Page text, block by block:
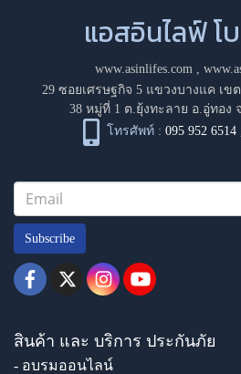
แอสอินไลฟ์ โ
www.asinlifes.com,
29 ซอยเศรษฐกิจ 5 แขวงบางแค เข
38 หมู่ที่ 1 ต.ยุ้งทะลาย อ.อู่ทอง
โทรศัพท์ : 095 952 6514
Subscribe
สินค้า และ บริการ ประกันภัย
- อบรมออนไลน์